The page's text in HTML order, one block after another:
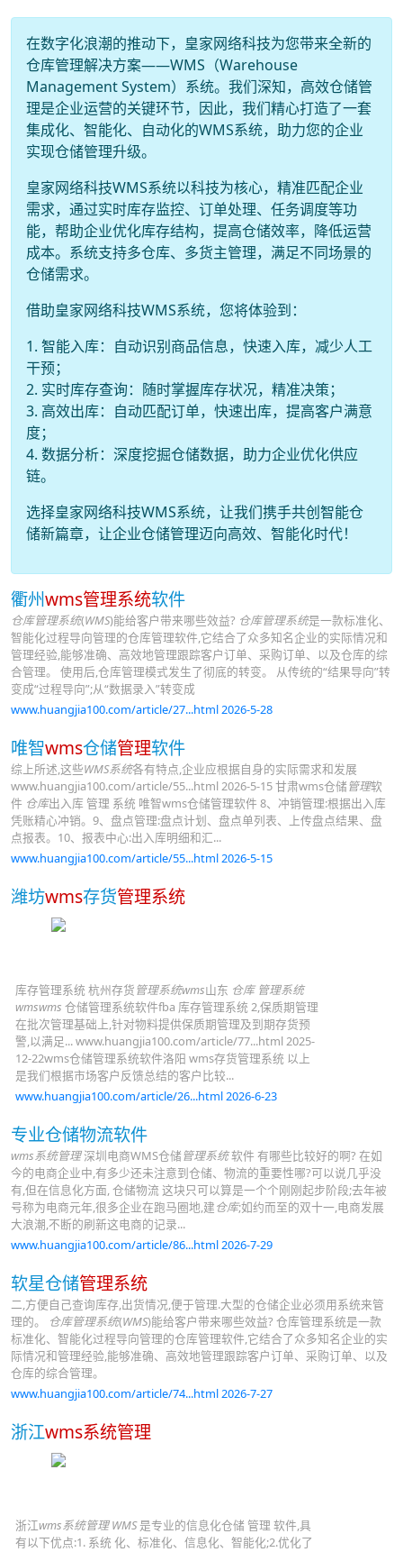
在数字化浪潮的推动下，皇家网络科技为您带来全新的
仓库管理解决方案——WMS（Warehouse
Management System）系统。我们深知，高效仓储管
理是企业运营的关键环节，因此，我们精心打造了一套
集成化、智能化、自动化的WMS系统，助力您的企业
实现仓储管理升级。
皇家网络科技WMS系统以科技为核心，精准匹配企业
需求，通过实时库存监控、订单处理、任务调度等功
能，帮助企业优化库存结构，提高仓储效率，降低运营
成本。系统支持多仓库、多货主管理，满足不同场景的
仓储需求。
借助皇家网络科技WMS系统，您将体验到：
1. 智能入库：自动识别商品信息，快速入库，减少人工
干预；
2. 实时库存查询：随时掌握库存状况，精准决策；
3. 高效出库：自动匹配订单，快速出库，提高客户满意
度；
4. 数据分析：深度挖掘仓储数据，助力企业优化供应
链。
选择皇家网络科技WMS系统，让我们携手共创智能仓
储新篇章，让企业仓储管理迈向高效、智能化时代！
衢州wms管理系统软件
仓库管理系统(WMS)能给客户带来哪些效益? 仓库管理系统是一款标准化、
智能化过程导向管理的仓库管理软件,它结合了众多知名企业的实际情况和
管理经验,能够准确、高效地管理跟踪客户订单、采购订单、以及仓库的综
合管理。 使用后,仓库管理模式发生了彻底的转变。 从传统的“结果导向”转
变成“过程导向”;从“数据录入”转变成
www.huangjia100.com/article/27...html 2026-5-28
唯智wms仓储管理软件
综上所述,这些WMS系统各有特点,企业应根据自身的实际需求和发展
www.huangjia100.com/article/55...html 2026-5-15 甘肃wms仓储管理软
件 仓库出入库 管理 系统 唯智wms仓储管理软件 8、冲销管理:根据出入库
凭账精心冲销。9、盘点管理:盘点计划、盘点单列表、上传盘点结果、盘
点报表。10、报表中心:出入库明细和汇...
www.huangjia100.com/article/55...html 2026-5-15
潍坊wms存货管理系统
库存管理系统 杭州存货管理系统wms山东 仓库 管理系统
wmswms 仓储管理系统软件fba 库存管理系统 2,保质期管理
在批次管理基础上,针对物料提供保质期管理及到期存货预
警,以满足... www.huangjia100.com/article/77...html 2025-
12-22wms仓储管理系统软件洛阳 wms存货管理系统 以上
是我们根据市场客户反馈总结的客户比较...
www.huangjia100.com/article/26...html 2026-6-23
专业仓储物流软件
wms系统管理深圳电商WMS仓储管理系统软件 有哪些比较好的啊? 在如
今的电商企业中,有多少还未注意到仓储、物流的重要性哪?可以说几乎没
有,但在信息化方面, 仓储物流 这块只可以算是一个个刚刚起步阶段;去年被
号称为电商元年,很多企业在跑马圈地,建仓库;如约而至的双十一,电商发展
大浪潮,不断的刷新这电商的记录...
www.huangjia100.com/article/86...html 2026-7-29
软星仓储管理系统
二,方便自己查询库存,出货情况,便于管理.大型的仓储企业必须用系统来管
理的。
仓库管理系统(WMS)能给客户带来哪些效益? 仓库管理系统是一款
标准化、智能化过程导向管理的仓库管理软件,它结合了众多知名企业的实
际情况和管理经验,能够准确、高效地管理跟踪客户订单、采购订单、以及
仓库的综合管理。
www.huangjia100.com/article/74...html 2026-7-27
浙江wms系统管理
浙江wms系统管理 WMS是专业的信息化仓储 管理 软件,具
有以下优点:1. 系统 化、标准化、信息化、智能化;2.优化了